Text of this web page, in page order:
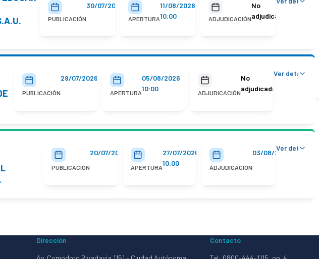
PUBLICACIÓN
30/07/2026
APERTURA
11/08/2026
10:00
ADJUDICACIÓN
No
adjudicada
PUBLICACIÓN
29/07/2026
APERTURA
05/08/2026
10:00
ADJUDICACIÓN
No
adjudicada
Ver detalles
PUBLICACIÓN
20/07/2026
APERTURA
27/07/2026
10:00
ADJUDICACIÓN
03/08/2026
Ver detalles
Dirección Contacto